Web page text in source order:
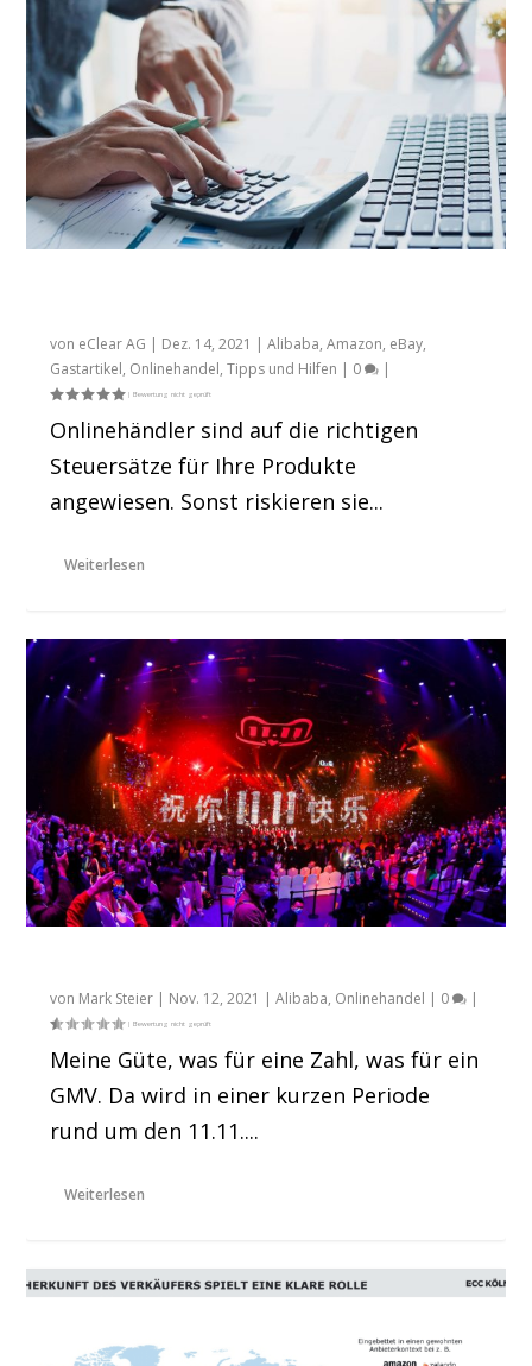
von eClear AG | Dez. 14, 2021 |Alibaba,Amazon, eBay,
Gastartikel, Onlinehandel,Tipps und Hilfen | 0 |
Onlinehändler sind auf die richtigen
Steuersätze für Ihre Produkte
angewiesen. Sonst riskieren sie...
Weiterlesen
von Mark Steier | Nov. 12, 2021 |Alibaba, Onlinehandel | 0 |
Meine Güte, was für eine Zahl, was für ein
GMV. Da wird in einer kurzen Periode
rund um den 11.11....
Weiterlesen